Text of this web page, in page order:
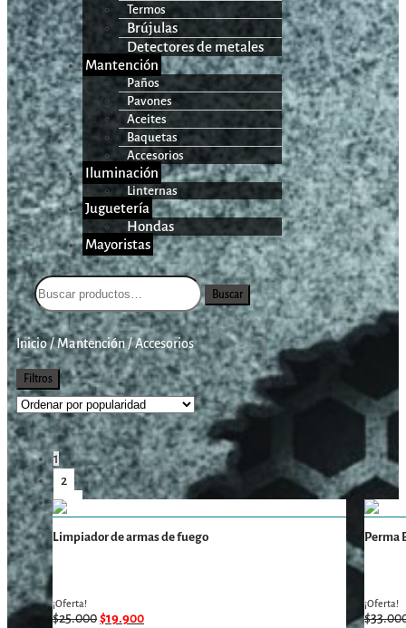
Termos
Brújulas
Detectores de metales
Mantención
Paños
Pavones
Aceites
Baquetas
Accesorios
Iluminación
Linternas
Juguetería
Hondas
Mayoristas
Buscar
Inicio/Mantención/Accesorios
Filtros
1
2
→
Limpiador de armas de fuego
¡Oferta!
$25.000$19.900
Perma
¡Oferta!
$